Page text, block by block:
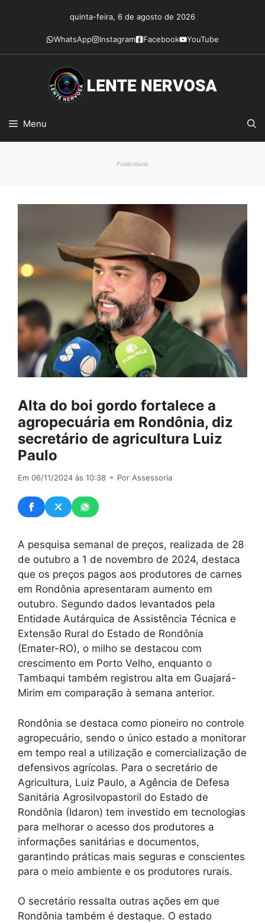
conteúdo
quinta-feira, 6 de agosto de 2026
WhatsApp Instagram Facebook YouTube
Menu
Publicidade
Alta do boi gordo fortalece a
agropecuária em Rondônia, diz
secretário de agricultura Luiz
Paulo
Em 06/11/2024 às 10:38 ⚬ Por Assessoria
A pesquisa semanal de preços, realizada de 28
de outubro a 1 de novembro de 2024, destaca
que os preços pagos aos produtores de carnes
em Rondônia apresentaram aumento em
outubro. Segundo dados levantados pela
Entidade Autárquica de Assistência Técnica e
Extensão Rural do Estado de Rondônia
(Emater-RO), o milho se destacou com
crescimento em Porto Velho, enquanto o
Tambaqui também registrou alta em Guajará-
Mirim em comparação à semana anterior.
Rondônia se destaca como pioneiro no controle
agropecuário, sendo o único estado a monitorar
em tempo real a utilização e comercialização de
defensivos agrícolas. Para o secretário de
Agricultura, Luiz Paulo, a Agência de Defesa
Sanitária Agrosilvopastoril do Estado de
Rondônia (Idaron) tem investido em tecnologias
para melhorar o acesso dos produtores a
informações sanitárias e documentos,
garantindo práticas mais seguras e conscientes
para o meio ambiente e os produtores rurais.
O secretário ressalta outras ações em que
Rondônia também é destaque. O estado